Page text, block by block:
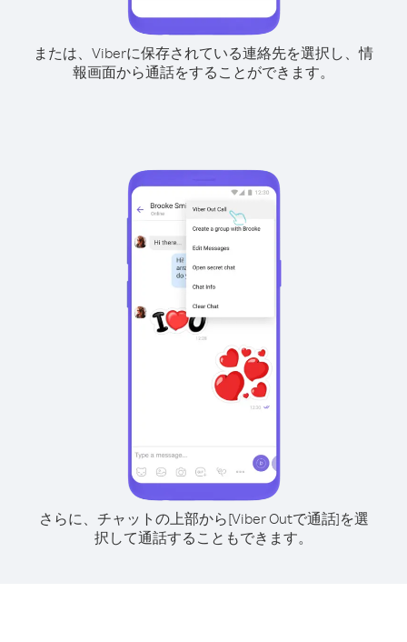
または、Viberに保存されている連絡先を選択し、情
報画面から通話をすることができます。
さらに、チャットの上部から[Viber Outで通話]を選
択して通話することもできます。